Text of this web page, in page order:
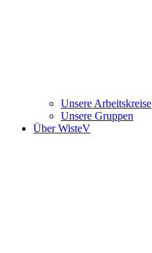
Unsere Arbeitskreise
Unsere Gruppen
Über WisteV